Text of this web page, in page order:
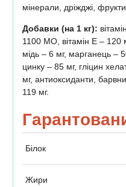
мінерали, дріжджі,
Добавки (на 1 кг):
1100 МО, вітамін Е – 120
мідь – 6 мг, марганець –
цинку – 85 мг, гліцин
мг, антиоксиданти,
119 мг.
Білок
Жири